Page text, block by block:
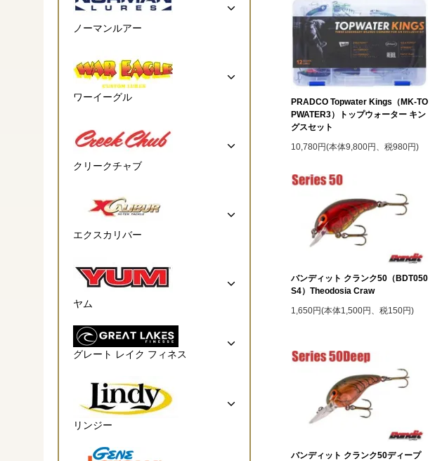
PRADCO Topwater Kings（MK-TO
PWATER3）トップウォーター キン
グスセット
10,780円(本体9,800円、税980円)
バンディット クランク50（BDT050
S4）Theodosia Craw
1,650円(本体1,500円、税150円)
バンディット クランク50ディープ
ノーマンルアー
ワーイーグル
クリークチャブ
エクスカリバー
ヤム
グレート レイク フィネス
リンジー